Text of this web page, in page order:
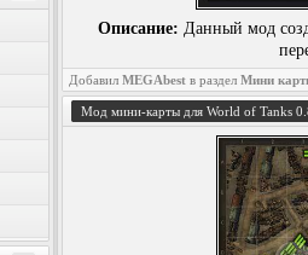
Описание: Данный мод
Добавил MEGAbest в раздел Мини
Мод мини-карты для World of Tanks